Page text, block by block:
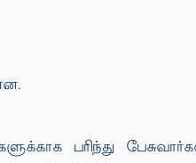
பரிந்து